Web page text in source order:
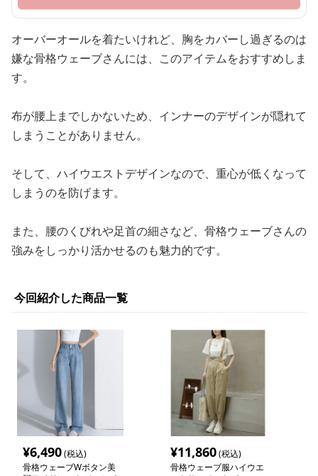
オーバーオールを着たいけれど、胸をカバーし過ぎるのは
嫌な骨格ウェーブさんには、このアイテムをおすすめしま
す。
布が腰上までしかないため、インナーのデザインが隠れて
しまうことがありません。
そして、ハイウエストデザインなので、重心が低くなって
しまうのを防げます。
また、腰のくびれや足首の細さなど、骨格ウェーブさんの
強みをしっかり活かせるのも魅力的です。
今回紹介した商品一覧
¥6,490(税込)
骨格ウェーブWボタン美
¥11,860(税込)
骨格ウェーブ服ハイウエ